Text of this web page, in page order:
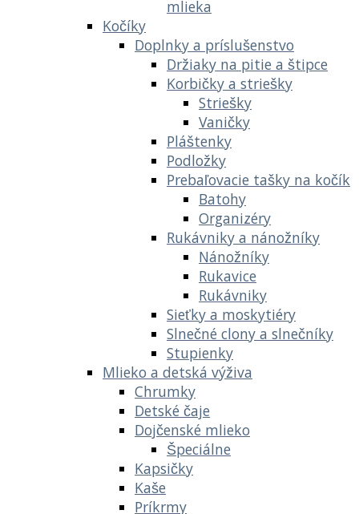
mlieka
Kočíky
Doplnky a príslušenstvo
Držiaky na pitie a štipce
Korbičky a striešky
Striešky
Vaničky
Pláštenky
Podložky
Prebaľovacie tašky na kočík
Batohy
Organizéry
Rukávniky a nánožníky
Nánožníky
Rukavice
Rukávniky
Sieťky a moskytiéry
Slnečné clony a slnečníky
Stupienky
Mlieko a detská výživa
Chrumky
Detské čaje
Dojčenské mlieko
Špeciálne
Kapsičky
Kaše
Príkrmy